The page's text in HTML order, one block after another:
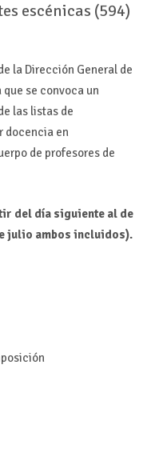
escénicas (594)
la Dirección General de
que se convoca un
las listas de
docencia en
de profesores de
del día siguiente al de
julio ambos incluidos).